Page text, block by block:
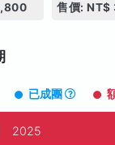
售價:
已成團
2025